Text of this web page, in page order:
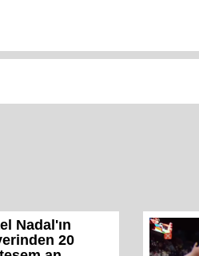
Nadal'ın
20